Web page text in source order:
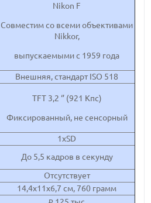
Nikon F
Совместим со всеми объективами
Nikkor,
выпускаемыми с 1959 года
Внешняя, стандарт ISO 518
TFT 3,2 ‘’ (921 Кпс)
Фиксированный, не сенсорный
1xSD
До 5,5 кадров в секунду
Отсутствует
14,4x11x6,7 см, 760 грамм
i